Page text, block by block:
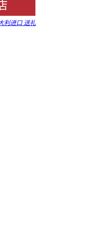
利进口 送礼